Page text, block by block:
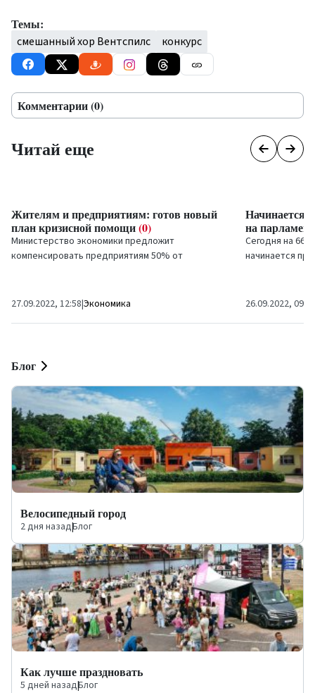
Темы:
смешанный хор Вентспилс конкурс
Комментарии (0)
Читай еще
Жителям и предприятиям: готов новый
план кризисной помощи(0)
Министерство экономики предложит
компенсировать предприятиям 50% от
27.09.2022, 12:58|Экономика
Начинается
на
Сегодня на 66
начинается
26.09.2022, 09:36
Блог
Велосипедный город
2 дня назад|Блог
Как лучше праздновать
5 дней назад|Блог